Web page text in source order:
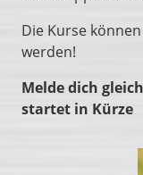
Die Kurse
werden!
Melde dich
startet in Kürze